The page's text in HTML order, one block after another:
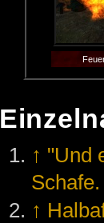
↑ "Und
↑